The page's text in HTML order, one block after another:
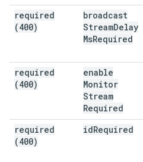
required
(400)
broadcast
StreamDelay
MsRequired
required
(400)
enable
Monitor
Stream
Required
required
(400)
idRequired